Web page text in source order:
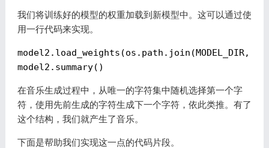
我们将训练好的模型的权重加载到新模型中。这可以通过使
用一行代码来实现。
model2 .load_weights (os .path .join (MODEL_DIR,‘
model2 .summary
在音乐生成过程中，从唯一的字符集中随机选择第一个字
符，使用先前生成的字符生成下一个字符，依此类推。有了
这个结构，我们就产生了音乐。
下面是帮助我们实现这一点的代码片段。